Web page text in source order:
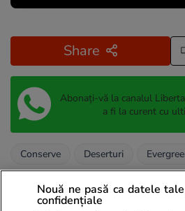
Share
Abonați-vă la canalul
a fi la curent cu
Conserve Deserturi
Nouă ne pasă ca datele
confidențiale